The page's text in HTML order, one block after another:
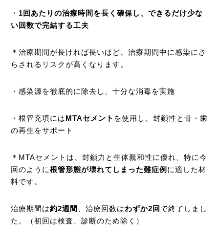
・ 1回あたりの治療時間を長く確保し、できるだけ少な
い回数で完結する工夫
＊治療期間が長ければ長いほど、治療期間中に感染にさ
らされるリスクが高くなります。
・感染源を徹底的に除去し、十分な消毒を実施
・根管充填にはMTAセメント を使用し、封鎖性と骨・歯
の再生をサポート
＊MTAセメントは、封鎖力と生体親和性に優れ、特に今
回のように根管形態が壊れてしまった難症例 に適した材
料です。
治療期間は約2週間 、治療回数はわずか2回 で終了しまし
た。（初回は検査、診断のため除く）